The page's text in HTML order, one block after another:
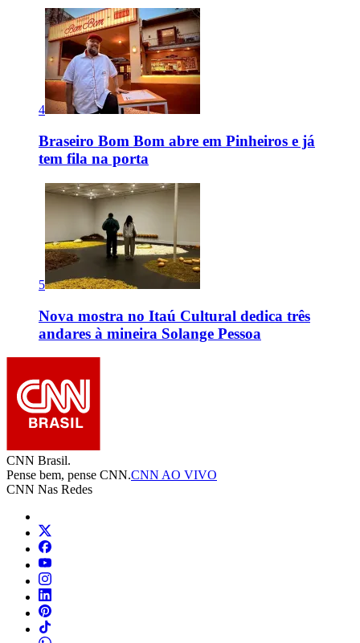
4
Braseiro Bom Bom abre em Pinheiros e já
tem fila na porta
5
Nova mostra no Itaú Cultural dedica três
andares à mineira Solange Pessoa
CNN Brasil.
Pense bem, pense CNN.CNN AO VIVO
CNN Nas Redes